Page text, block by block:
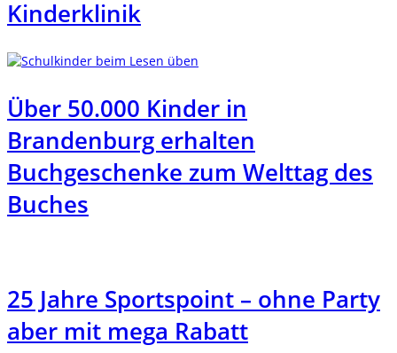
Kinderklinik
Über 50.000 Kinder in
Brandenburg erhalten
Buchgeschenke zum Welttag des
Buches
25 Jahre Sportspoint – ohne Party
aber mit mega Rabatt